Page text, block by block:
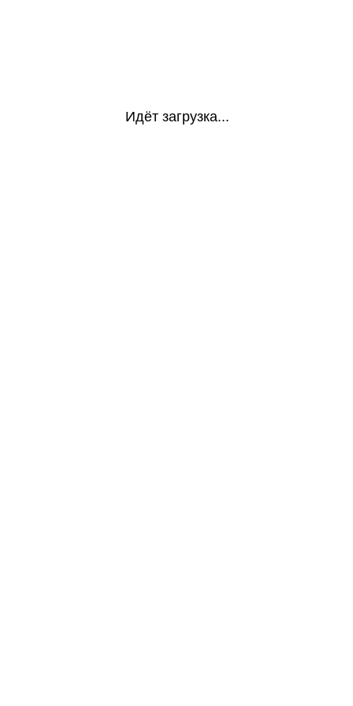
Идёт загрузка...